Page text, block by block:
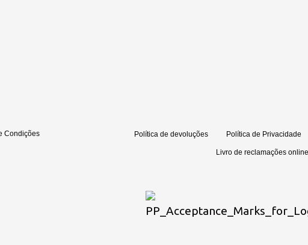
Condições Política de devoluções Política de Privacidade
Livro de reclamações online